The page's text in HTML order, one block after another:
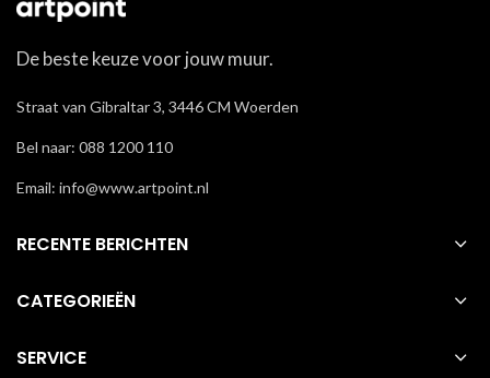
De beste keuze voor jouw muur.
Straat van Gibraltar 3, 3446 CM Woerden
Bel naar: 088 1200 110
Email: info@www.artpoint.nl
RECENTE BERICHTEN
CATEGORIEËN
SERVICE